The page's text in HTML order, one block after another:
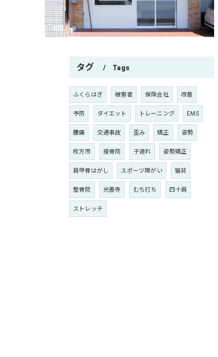
タグ Tags
ふくらはぎ 被害者 保険会社 改善
予防 ダイエット トレーニング EMS
腰痛 交通事故 歪み 矯正 姿勢
枚方市 接骨院 子連れ 姿勢矯正
肩甲骨はがし スポーツ障がい 猫背
整骨院 光善寺 むち打ち 四十肩
ストレッチ